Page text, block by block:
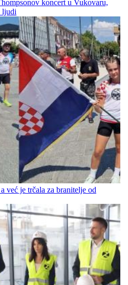
koncert u Vukovaru,
ljudi
već je trčala za branitelje od